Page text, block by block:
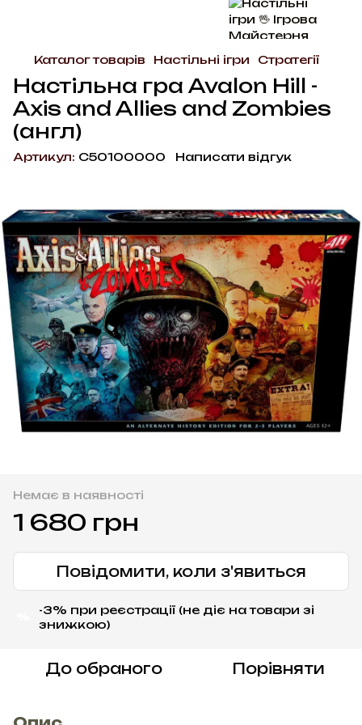
Каталог товарів Настільні ігри Стратегії
Настільна гра Avalon Hill -
Axis and Allies and Zombies
(англ)
Артикул: C50100000 Написати відгук
Немає в наявності
1 680 грн
Повідомити, коли з'явиться
-3% при реєстрації (не діє на товари зі
знижкою)
До обраного Порівняти